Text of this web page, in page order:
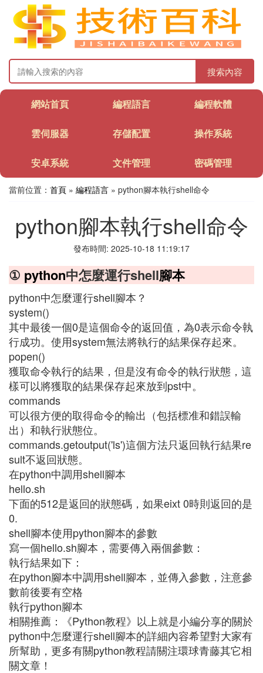
搜索內容
網站首頁 編程語言 編程軟體
雲伺服器 存儲配置 操作系統
安卓系統 文件管理 密碼管理
當前位置： 首頁 » 編程語言 » python腳本執行shell命令
python腳本執行shell命令
發布時間: 2025-10-18 11:19:17
① python中怎麼運行shell腳本
python中怎麼運行shell腳本？
system()
其中最後一個0是這個命令的返回值，為0表示命令執
行成功。使用system無法將執行的結果保存起來。
popen()
獲取命令執行的結果，但是沒有命令的執行狀態，這
樣可以將獲取的結果保存起來放到pst中。
commands
可以很方便的取得命令的輸出（包括標准和錯誤輸
出）和執行狀態位。
commands.getoutput('ls')這個方法只返回執行結果re
sult不返回狀態。
在python中調用shell腳本
hello.sh
下面的512是返回的狀態碼，如果eixt 0時則返回的是
0.
shell腳本使用python腳本的參數
寫一個hello.sh腳本，需要傳入兩個參數：
執行結果如下：
在python腳本中調用shell腳本，並傳入參數，注意參
數前後要有空格
執行python腳本
相關推薦：《Python教程》以上就是小編分享的關於
python中怎麼運行shell腳本的詳細內容希望對大家有
所幫助，更多有關python教程請關注環球青藤其它相
關文章！